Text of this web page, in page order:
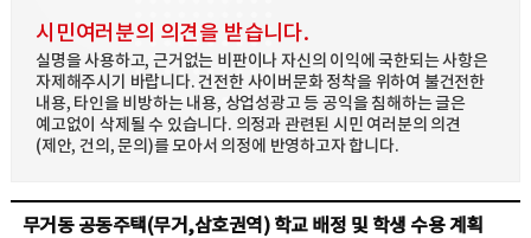
시민여러분의 의견을 받습니다.
실명을 사용하고, 근거없는 비판이나 자신의 이익에 국한되는 사항은
자제해주시기 바랍니다. 건전한 사이버문화 정착을 위하여 불건전한
내용, 타인을 비방하는 내용, 상업성광고 등 공익을 침해하는 글은
예고없이 삭제될 수 있습니다. 의정과 관련된 시민 여러분의 의견
(제안, 건의, 문의)를 모아서 의정에 반영하고자 합니다.
무거동 공동주택(무거,삼호권역) 학교 배정 및 학생 수용 계획